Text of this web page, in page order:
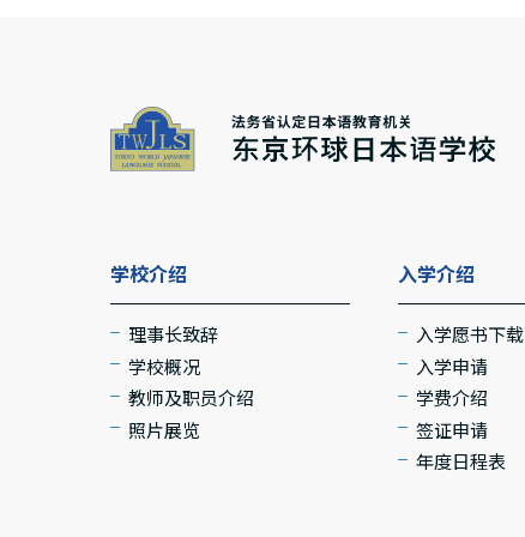
学校介绍
理事长致辞
学校概况
教师及职员介绍
照片展览
入学介绍
入学愿书下载
入学申请
学费介绍
签证申请
年度日程表